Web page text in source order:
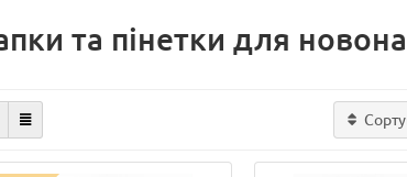
та пінетки для